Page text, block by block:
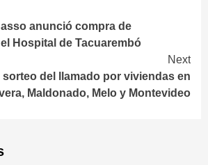
anunció compra de
Hospital de Tacuarembó
Next
sorteo del llamado por viviendas en
Maldonado, Melo y Montevideo